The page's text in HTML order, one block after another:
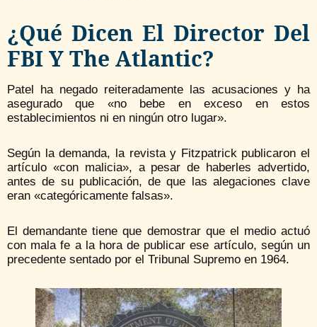
¿Qué Dicen El Director Del
FBI Y The Atlantic?
Patel ha negado reiteradamente las acusaciones y ha
asegurado que «no bebe en exceso en estos
establecimientos ni en ningún otro lugar».
Según la demanda, la revista y Fitzpatrick publicaron el
artículo «con malicia», a pesar de haberles advertido,
antes de su publicación, de que las alegaciones clave
eran «categóricamente falsas».
El demandante tiene que demostrar que el medio actuó
con mala fe a la hora de publicar ese artículo, según un
precedente sentado por el Tribunal Supremo en 1964.